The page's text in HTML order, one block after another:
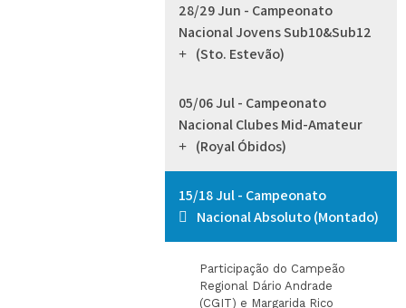
28/29 Jun - Campeonato
Nacional Jovens Sub10&Sub12
(Sto. Estevão)
05/06 Jul - Campeonato
Nacional Clubes Mid-Amateur
(Royal Óbidos)
15/18 Jul - Campeonato
Nacional Absoluto (Montado)
Participação do Campeão
Regional Dário Andrade
(CGIT) e Margarida Rico